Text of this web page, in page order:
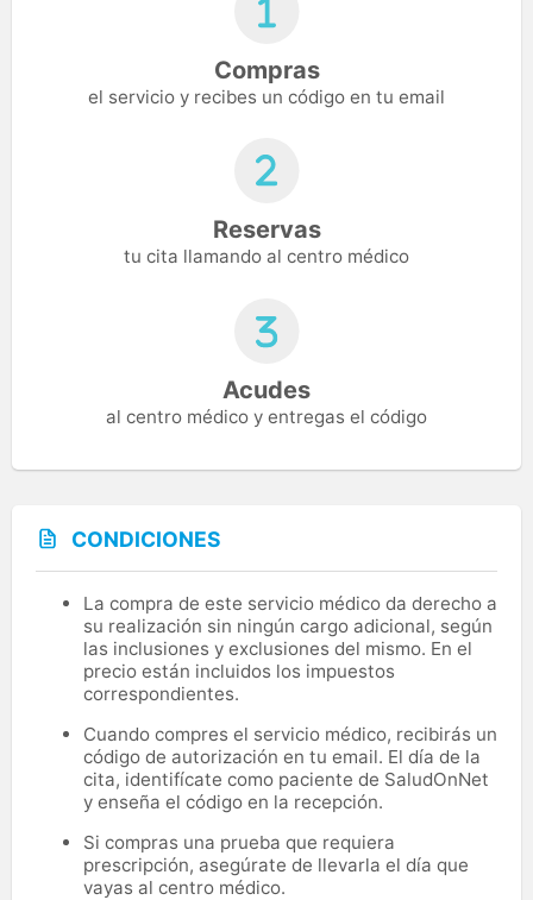
Compras
el servicio y recibes un código en tu email
Reservas
tu cita llamando al centro médico
Acudes
al centro médico y entregas el código
CONDICIONES
La compra de este servicio médico da derecho a
su realización sin ningún cargo adicional, según
las inclusiones y exclusiones del mismo. En el
precio están incluidos los impuestos
correspondientes.
Cuando compres el servicio médico, recibirás un
código de autorización en tu email. El día de la
cita, identifícate como paciente de SaludOnNet
y enseña el código en la recepción.
Si compras una prueba que requiera
prescripción, asegúrate de llevarla el día que
vayas al centro médico.